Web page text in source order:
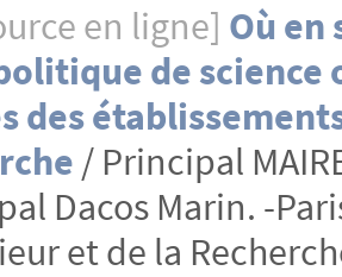
en ligne] Où en
de science
des
/ Principal
Dacos Marin. -
et de la